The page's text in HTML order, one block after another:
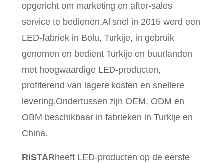
opgericht om marketing en after-sales
service te bedienen.Al snel in 2015 werd een
LED-fabriek in Bolu, Turkije, in gebruik
genomen en bedient Turkije en buurlanden
met hoogwaardige LED-producten,
profiterend van lagere kosten en snellere
levering.Ondertussen zijn OEM, ODM en
OBM beschikbaar in fabrieken in Turkije en
China.
RISTARheeft LED-producten op de eerste